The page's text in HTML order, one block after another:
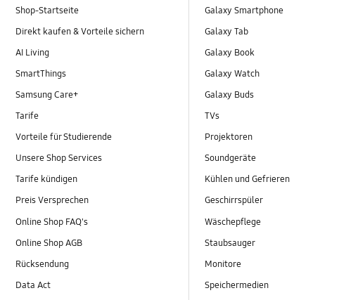
Shop-Startseite
Direkt kaufen & Vorteile sichern
AI Living
SmartThings
Samsung Care+
Tarife
Vorteile für Studierende
Unsere Shop Services
Tarife kündigen
Preis Versprechen
Online Shop FAQ's
Online Shop AGB
Rücksendung
Data Act
Galaxy Smartphone
Galaxy Tab
Galaxy Book
Galaxy Watch
Galaxy Buds
TVs
Projektoren
Soundgeräte
Kühlen und Gefrieren
Geschirrspüler
Wäschepflege
Staubsauger
Monitore
Speichermedien